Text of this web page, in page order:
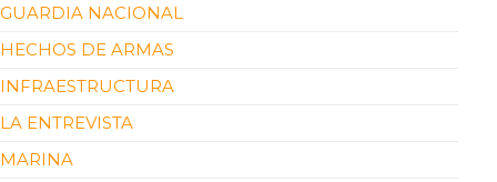
GUARDIA NACIONAL
HECHOS DE ARMAS
INFRAESTRUCTURA
LA ENTREVISTA
MARINA